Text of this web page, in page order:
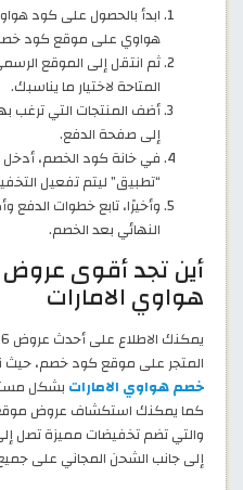
ابدأ بالحصول على كود هواوي
هواوي على موقع كود
ثم انتقل إلى الموقع
المتاحة لاختيار ما يناسبك.
أضف المنتجات التي ترغب
إلى صفحة الدفع.
في خانة كود الخصم، أدخل
“تطبيق” ليتم تفعيل
وأخيرًا، تابع خطوات
النهائي بعد الخصم.
أين تجد أقوى
هواوي الامارات
المتجر على موقع كود خصم،
خصم هواوي الامارات بشكل
كما يمكنك استكشاف عروض موقع
إلى جانب الشحن المجاني على